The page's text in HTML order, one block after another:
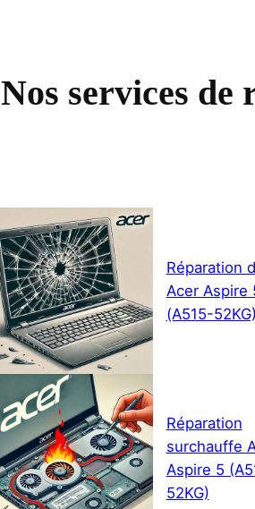
Nos services
Réparation
Acer Aspire
(A515-52KG)
Réparation
surchauffe
Aspire 5
52KG)